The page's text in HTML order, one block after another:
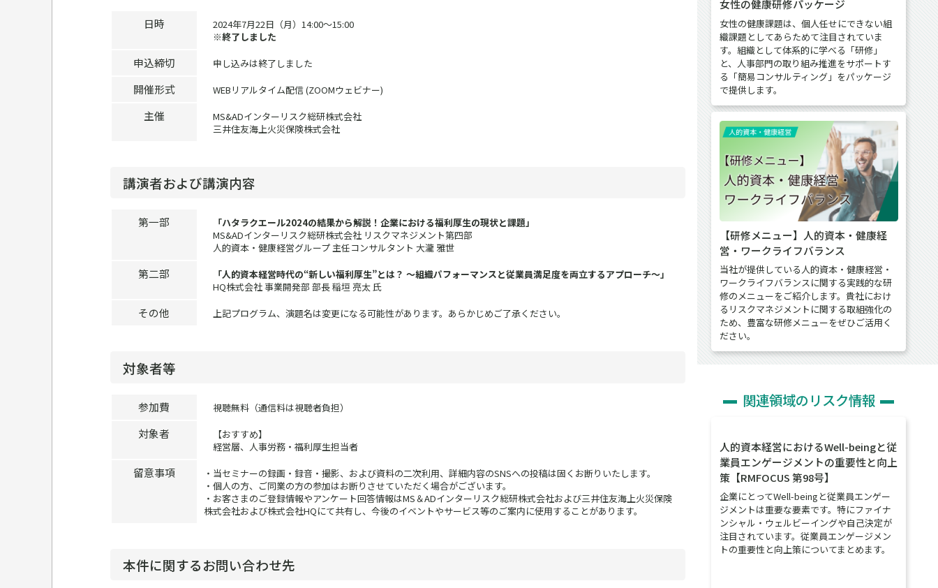
日時
2024年7月22日（月）14:00～15:00
※終了しました
申込締切 申し込みは終了しました
開催形式 WEBリアルタイム配信 (ZOOMウェビナー)
主催
MS&ADインターリスク総研株式会社
三井住友海上火災保険株式会社
講演者および講演内容
第一部
「ハタラクエール2024の結果から解説！企業における福利厚生の現状と課題」
MS&ADインターリスク総研株式会社 リスクマネジメント第四部
人的資本・健康経営グループ 主任コンサルタント 大瀧 雅世
第二部
「人的資本経営時代の“新しい福利厚生”とは？ ～組織パフォーマンスと従業員満足度を両立するアプローチ～」
HQ株式会社 事業開発部 部長 稲垣 亮太 氏
その他 上記プログラム、演題名は変更になる可能性があります。あらかじめご了承ください。
対象者等
参加費 視聴無料（通信料は視聴者負担）
対象者
【おすすめ】
経営層、人事労務・福利厚生担当者
留意事項
・当セミナーの録画・録音・撮影、および資料の二次利用、詳細内容のSNSへの投稿は固くお断りいたします。
・個人の方、ご同業の方の参加はお断りさせていただく場合がございます。
・お客さまのご登録情報やアンケート回答情報はMS＆ADインターリスク総研株式会社および三井住友海上火災保険
株式会社および株式会社HQにて共有し、今後のイベントやサービス等のご案内に使用することがあります。
本件に関するお問い合わせ先
女性の健康研修パッケージ
女性の健康課題は、個人任せにできない組
織課題としてあらためて注目されていま
す。組織として体系的に学べる「研修」
と、人事部門の取り組み推進をサポートす
る「簡易コンサルティング」をパッケージ
で提供します。
【研修メニュー】人的資本・健康経
営・ワークライフバランス
当社が提供している人的資本・健康経営・
ワークライフバランスに関する実践的な研
修のメニューをご紹介します。貴社におけ
るリスクマネジメントに関する取組強化の
ため、豊富な研修メニューをぜひご活用く
ださい。
関連領域のリスク情報
人的資本経営におけるWell-beingと従
業員エンゲージメントの重要性と向上
策【RMFOCUS 第98号】
企業にとってWell-beingと従業員エンゲー
ジメントは重要な要素です。特にファイナ
ンシャル・ウェルビーイングや自己決定が
注目されています。従業員エンゲージメン
トの重要性と向上策についてまとめます。